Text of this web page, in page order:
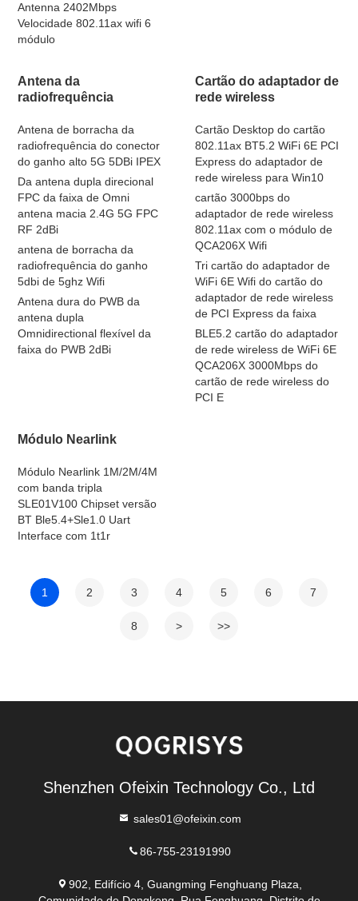
Antenna 2402Mbps
Velocidade 802.11ax wifi 6
módulo
Antena da
radiofrequência
Antena de borracha da
radiofrequência do conector
do ganho alto 5G 5DBi IPEX
Da antena dupla direcional
FPC da faixa de Omni
antena macia 2.4G 5G FPC
RF 2dBi
antena de borracha da
radiofrequência do ganho
5dbi de 5ghz Wifi
Antena dura do PWB da
antena dupla
Omnidirectional flexível da
faixa do PWB 2dBi
Cartão do adaptador de
rede wireless
Cartão Desktop do cartão
802.11ax BT5.2 WiFi 6E PCI
Express do adaptador de
rede wireless para Win10
cartão 3000bps do
adaptador de rede wireless
802.11ax com o módulo de
QCA206X Wifi
Tri cartão do adaptador de
WiFi 6E Wifi do cartão do
adaptador de rede wireless
de PCI Express da faixa
BLE5.2 cartão do adaptador
de rede wireless de WiFi 6E
QCA206X 3000Mbps do
cartão de rede wireless do
PCI E
Módulo Nearlink
Módulo Nearlink 1M/2M/4M
com banda tripla
SLE01V100 Chipset versão
BT Ble5.4+Sle1.0 Uart
Interface com 1t1r
1 2 3 4 5 6 7
8 > >>
Shenzhen Ofeixin Technology Co., Ltd
sales01@ofeixin.com
86-755-23191990
902, Edifício 4, Guangming Fenghuang Plaza,